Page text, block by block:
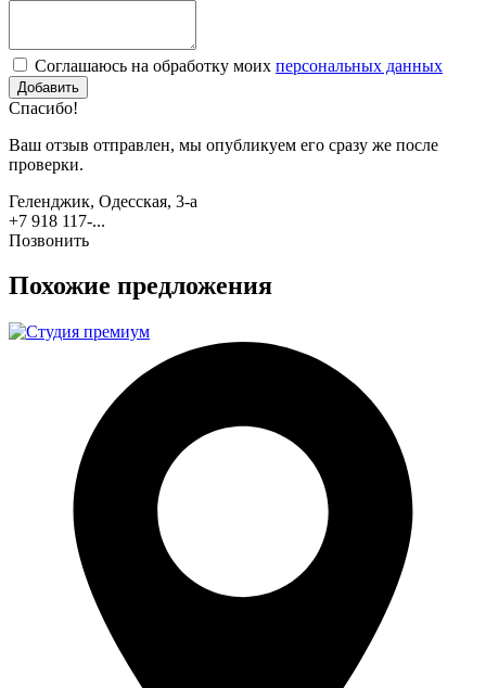
Соглашаюсь на обработку моих персональных данных
Спасибо!
Ваш отзыв отправлен, мы опубликуем его сразу же после
проверки.
Геленджик, Одесская, 3-а
+7 918 117-...
Позвонить
Похожие предложения